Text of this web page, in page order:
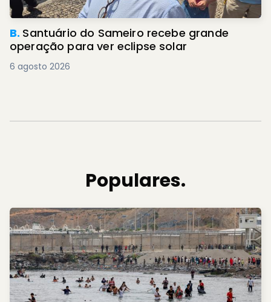
B. Santuário do Sameiro recebe grande
operação para ver eclipse solar
6 agosto 2026
Populares.